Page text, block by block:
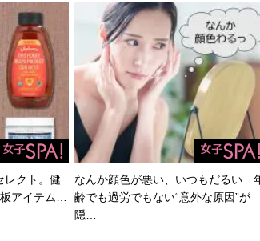
レクト。健
アイテム…
なんか顔色が悪い、いつもだるい…
齢でも過労でもない“意外な原因”が
隠…